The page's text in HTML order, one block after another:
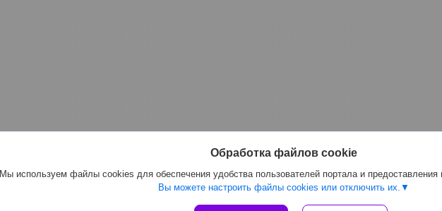
Обработка файлов cookie
Мы используем файлы cookies для обеспечения удобства пользователей портала и
Вы можете настроить файлы cookies или отключить их.